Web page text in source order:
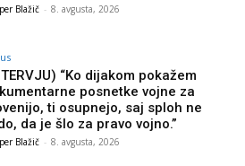
Blažič - 8. avgusta, 2026
“Ko dijakom pokažem
posnetke vojne za
ti osupnejo, saj sploh ne
da je šlo za pravo vojno.”
Blažič - 8. avgusta, 2026